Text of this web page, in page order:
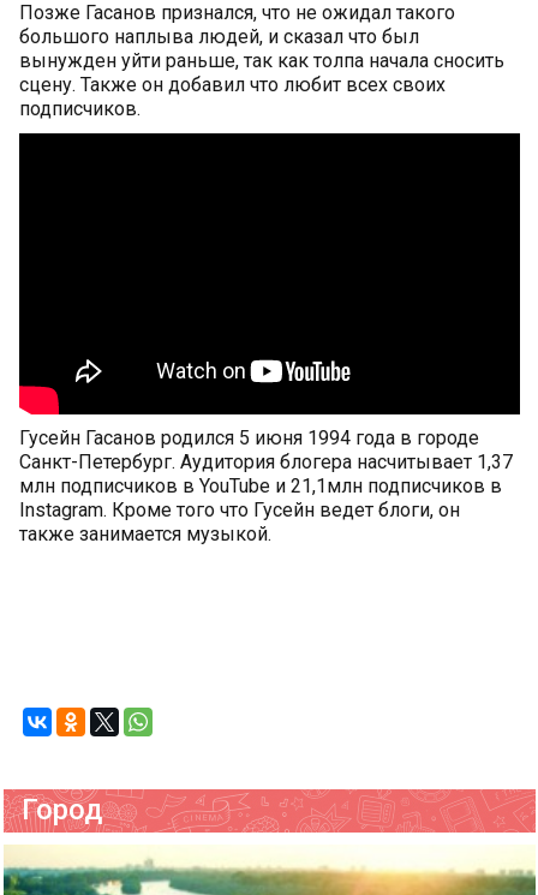
Позже Гасанов признался, что не ожидал такого
большого наплыва людей, и сказал что был
вынужден уйти раньше, так как толпа начала сносить
сцену. Также он добавил что любит всех своих
подписчиков.
Гусейн Гасанов родился 5 июня 1994 года в городе
Санкт-Петербург. Аудитория блогера насчитывает 1,37
млн подписчиков в YouTube и 21,1млн подписчиков в
Instagram. Кроме того что Гусейн ведет блоги, он
также занимается музыкой.
Город